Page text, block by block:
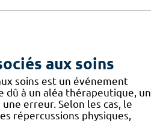
aux soins
soins est un événement
à un aléa thérapeutique, un
erreur. Selon les cas, le
répercussions physiques,